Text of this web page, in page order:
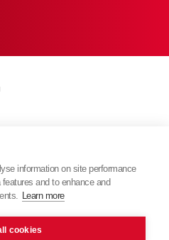
«куки»
information on site performance
and to enhance and
Learn more
cookies